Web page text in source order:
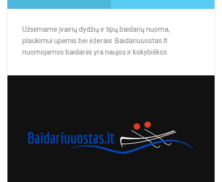
Užsiimame įvairių dydžių ir tipų baidarių nuoma,
plaukimui upėmis bei ežerais. Baidariuuostas.lt
nuomojamos baidarės yra naujos ir kokybiškos.